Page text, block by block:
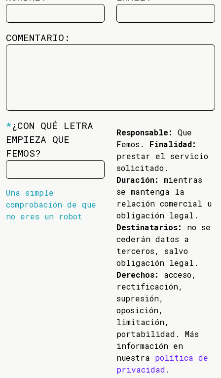
COMENTARIO:
*¿CON QUÉ LETRA
EMPIEZA QUE
FEMOS?
Una simple
comprobación de que
no eres un robot
Responsable:
Que
Femos. Finalidad:
prestar el servicio
solicitado.
Duración:
mientras
se mantenga la
relación comercial u
obligación legal.
Destinatarios:
no se
cederán datos a
terceros, salvo
obligación legal.
Derechos:
acceso,
rectificación,
supresión,
oposición,
limitación,
portabilidad. Más
información en
nuestra política de
privacidad .